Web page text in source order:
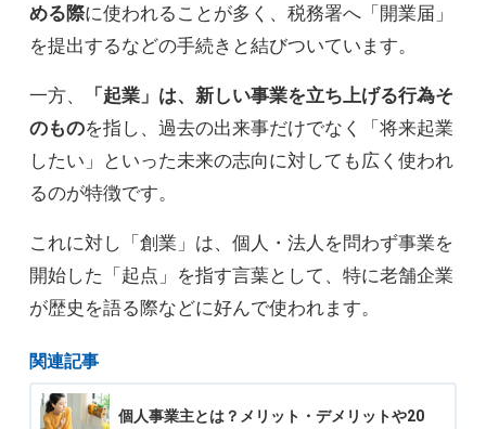
める際に使われることが多く、税務署へ「開業届」
を提出するなどの手続きと結びついています。
一方、
「起業」は、新しい事業を立ち上げる行為そ
のものを指し、過去の出来事だけでなく「将来起業
したい」といった未来の志向に対しても広く使われ
るのが特徴です。
これに対し「創業」は、個人・法人を問わず事業を
開始した「起点」を指す言葉として、特に老舗企業
が歴史を語る際などに好んで使われます。
関連記事
個人事業主とは？メリット・デメリットや20